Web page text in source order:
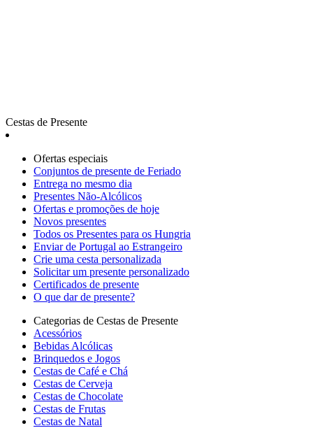
Cestas de Presente
Ofertas especiais
Сonjuntos de presente de Feriado
Entrega no mesmo dia
Presentes Não-Alcólicos
Ofertas e promoções de hoje
Novos presentes
Todos os Presentes para os Hungria
Enviar de Portugal ao Estrangeiro
Crie uma cesta personalizada
Solicitar um presente personalizado
Certificados de presente
O que dar de presente?
Categorias de Cestas de Presente
Acessórios
Bebidas Alcólicas
Brinquedos e Jogos
Cestas de Café e Chá
Cestas de Cerveja
Cestas de Chocolate
Cestas de Frutas
Cestas de Natal